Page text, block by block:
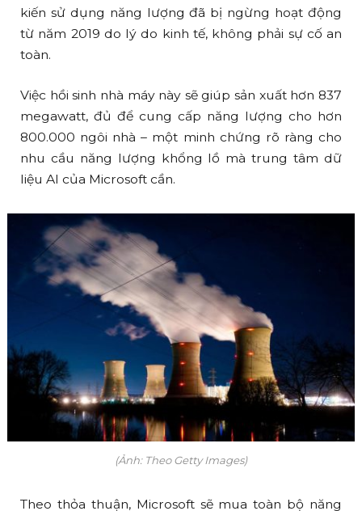
kiến sử dụng năng lượng đã bị ngừng hoạt động
từ năm 2019 do lý do kinh tế, không phải sự cố an
toàn.
Việc hồi sinh nhà máy này sẽ giúp sản xuất hơn 837
megawatt, đủ để cung cấp năng lượng cho hơn
800.000 ngôi nhà – một minh chứng rõ ràng cho
nhu cầu năng lượng khổng lồ mà trung tâm dữ
liệu AI của Microsoft cần.
(Ảnh: Theo Getty Images)
Theo thỏa thuận, Microsoft sẽ mua toàn bộ năng